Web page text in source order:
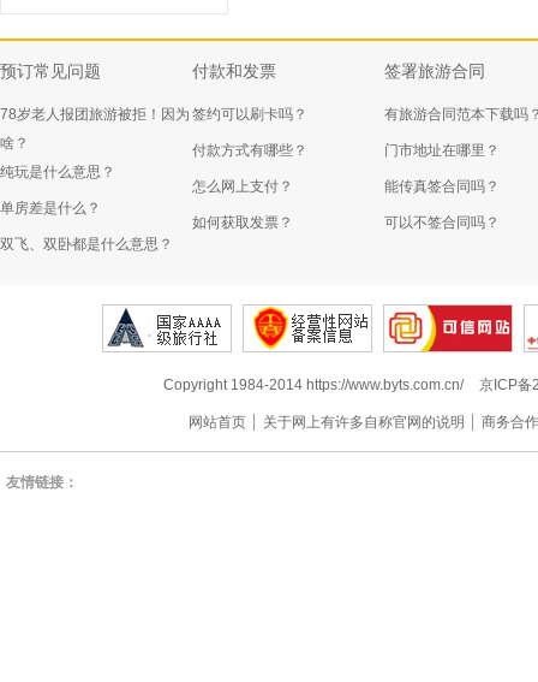
预订常见问题
78岁老人报团旅游被拒！因为
啥？
纯玩是什么意思？
单房差是什么？
双飞、双卧都是什么意思？
付款和发票
签约可以刷卡吗？
付款方式有哪些？
怎么网上支付？
如何获取发票？
签署旅游合同
有旅游合同范本下载吗
门市地址在哪里？
能传真签合同吗？
可以不签合同吗？
Copyright 1984-2014 https://www.byts.com.cn/ 京ICP备
网站首页 关于网上有许多自称官网的说明 商务合
友情链接：